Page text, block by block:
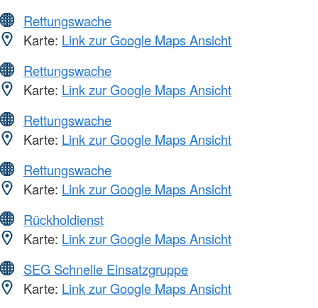
Rettungswache
Karte: Link zur Google Maps Ansicht
Rettungswache
Karte: Link zur Google Maps Ansicht
Rettungswache
Karte: Link zur Google Maps Ansicht
Rettungswache
Karte: Link zur Google Maps Ansicht
Rückholdienst
Karte: Link zur Google Maps Ansicht
SEG Schnelle Einsatzgruppe
Karte: Link zur Google Maps Ansicht